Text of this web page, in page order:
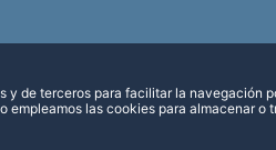
y de terceros para facilitar la navegación
empleamos las cookies para almacenar